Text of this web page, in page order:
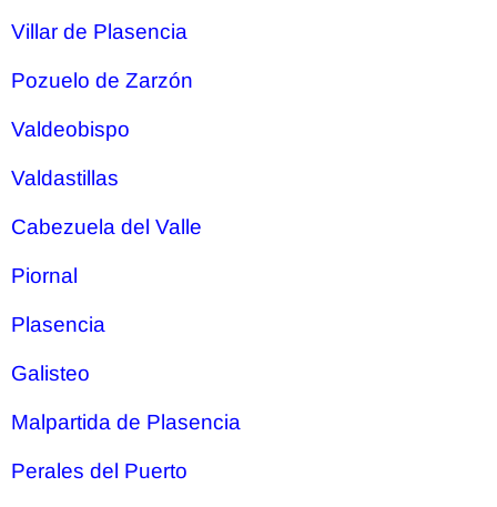
Villar de Plasencia
Pozuelo de Zarzón
Valdeobispo
Valdastillas
Cabezuela del Valle
Piornal
Plasencia
Galisteo
Malpartida de Plasencia
Perales del Puerto